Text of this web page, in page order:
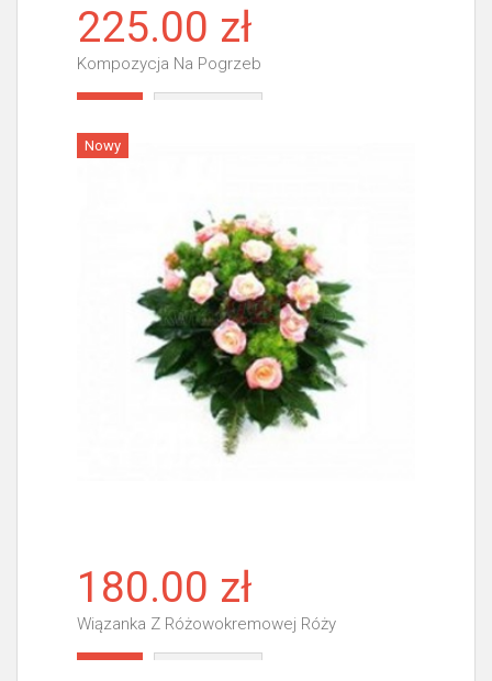
225.00 zł
Kompozycja Na Pogrzeb
Nowy
180.00 zł
Wiązanka Z Różowokremowej Róży